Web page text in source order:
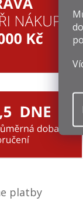
platby